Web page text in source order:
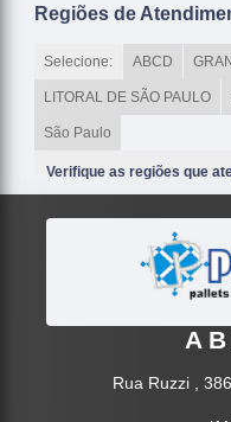
Regiões de
Selecione: ABCD
LITORAL DE SÃO PAULO
São Paulo
Verifique as regiões que
A
Rua Ruzzi ,